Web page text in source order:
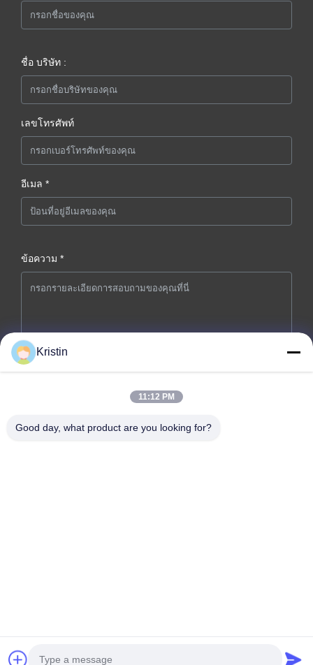
ชื่อ บริษัท :
เลขโทรศัพท์
อีเมล *
ข้อความ *
ส่งเดี๋ยวนี้
Kristin
11:12 PM
Good day, what product are you looking for?